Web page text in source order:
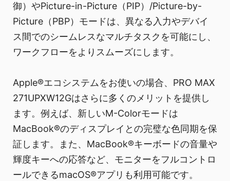
御）やPicture-in-Picture（PIP）/Picture-by-
Picture（PBP）モードは、異なる入力やデバイ
ス間でのシームレスなマルチタスクを可能にし、
ワークフローをよりスムーズにします。
Apple®エコシステムをお使いの場合、PRO MAX
271UPXW12Gはさらに多くのメリットを提供し
ます。例えば、新しいM-Colorモードは
MacBook®のディスプレイとの完璧な色同期を保
証します。また、MacBook®キーボードの音量や
輝度キーへの応答など、モニターをフルコントロ
ールできるmacOS®アプリも利用可能です。